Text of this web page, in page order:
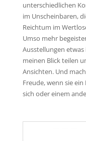
unterschiedlichen
im Unscheinbaren,
Reichtum im
Umso mehr
Ausstellungen
meinen Blick teilen
Ansichten. Und
Freude, wenn sie
sich oder einem